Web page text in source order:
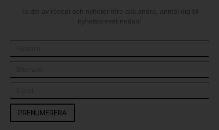
Ta del av recept och nyheter före alla andra, anmäl dig till
nyhetsbrevet nedan!
PRENUMERERA